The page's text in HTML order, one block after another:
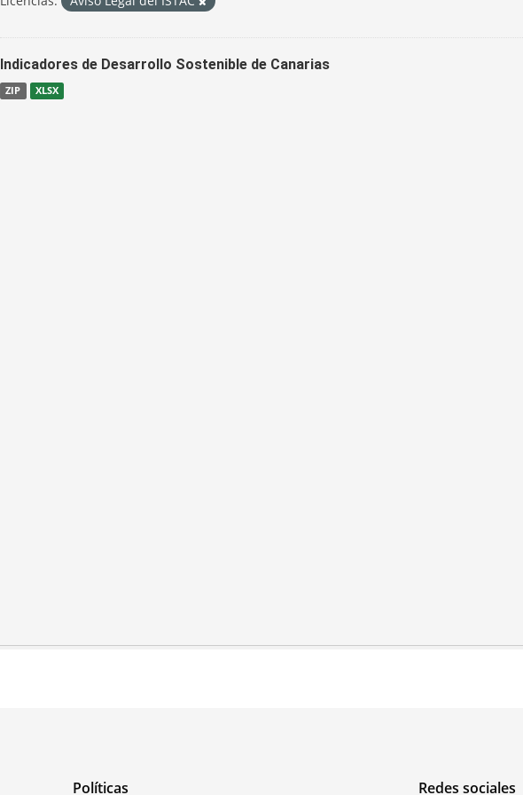
Indicadores de Desarrollo Sostenible de Canarias
ZIP XLSX
Políticas Redes sociales